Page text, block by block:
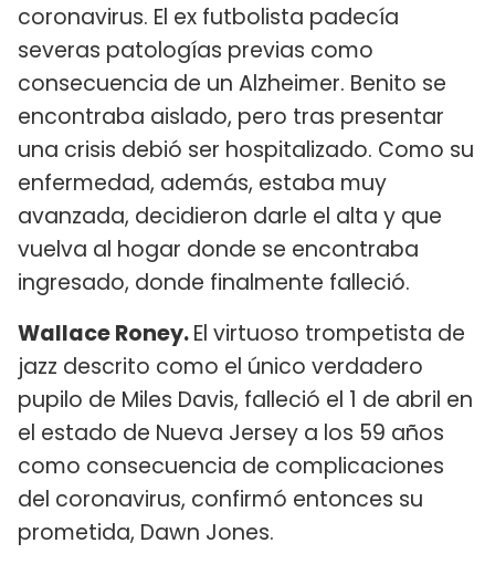
coronavirus. El ex futbolista padecía
severas patologías previas como
consecuencia de un Alzheimer. Benito se
encontraba aislado, pero tras presentar
una crisis debió ser hospitalizado. Como su
enfermedad, además, estaba muy
avanzada, decidieron darle el alta y que
vuelva al hogar donde se encontraba
ingresado, donde finalmente falleció.
Wallace Roney.El virtuoso trompetista de
jazz descrito como el único verdadero
pupilo de Miles Davis, falleció el 1 de abril en
el estado de Nueva Jersey a los 59 años
como consecuencia de complicaciones
del coronavirus, confirmó entonces su
prometida, Dawn Jones.